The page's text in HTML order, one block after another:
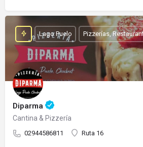
Diparma
Cantina & Pizzería
02944586811 Ruta 16
Lago Puelo Pizzerías,